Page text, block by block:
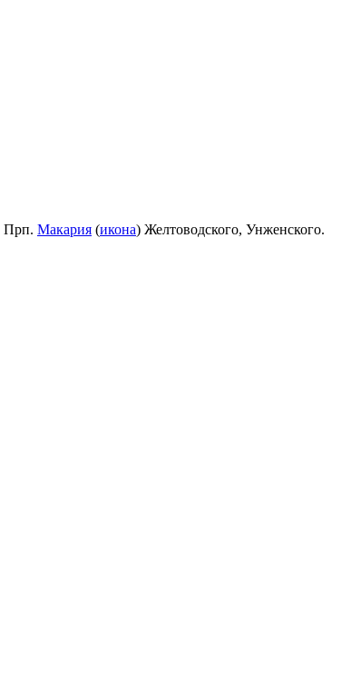
Прп. Макария (икона) Желтоводского, Унженского.